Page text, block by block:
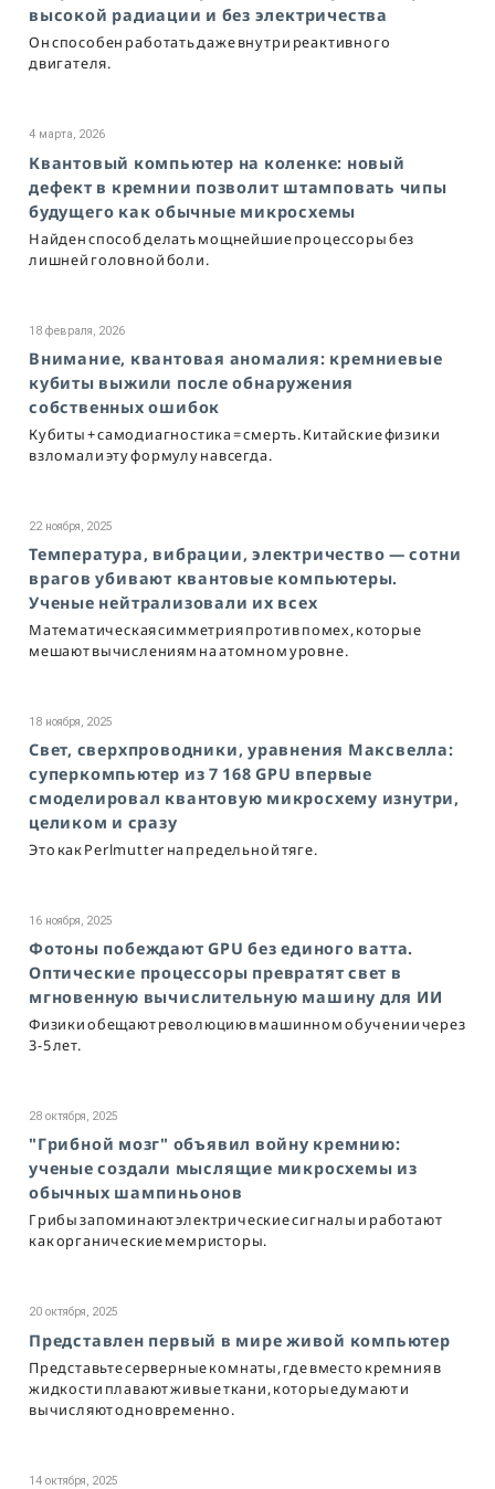
высокой радиации и без электричества
Он способен работать даже внутри реактивного
двигателя.
4 марта, 2026
Квантовый компьютер на коленке: новый
дефект в кремнии позволит штамповать чипы
будущего как обычные микросхемы
Найден способ делать мощнейшие процессоры без
лишней головной боли.
18 февраля, 2026
Внимание, квантовая аномалия: кремниевые
кубиты выжили после обнаружения
собственных ошибок
Кубиты + самодиагностика = смерть. Китайские физики
взломали эту формулу навсегда.
22 ноября, 2025
Температура, вибрации, электричество — сотни
врагов убивают квантовые компьютеры.
Ученые нейтрализовали их всех
Математическая симметрия против помех, которые
мешают вычислениям на атомном уровне.
18 ноября, 2025
Свет, сверхпроводники, уравнения Максвелла:
суперкомпьютер из 7 168 GPU впервые
смоделировал квантовую микросхему изнутри,
целиком и сразу
Это как Perlmutter на предельной тяге.
16 ноября, 2025
Фотоны побеждают GPU без единого ватта.
Оптические процессоры превратят свет в
мгновенную вычислительную машину для ИИ
Физики обещают революцию в машинном обучении через
3-5 лет.
28 октября, 2025
"Грибной мозг" объявил войну кремнию:
ученые создали мыслящие микросхемы из
обычных шампиньонов
Грибы запоминают электрические сигналы и работают
как органические мемристоры.
20 октября, 2025
Представлен первый в мире живой компьютер
Представьте серверные комнаты, где вместо кремния в
жидкости плавают живые ткани, которые думают и
вычисляют одновременно.
14 октября, 2025